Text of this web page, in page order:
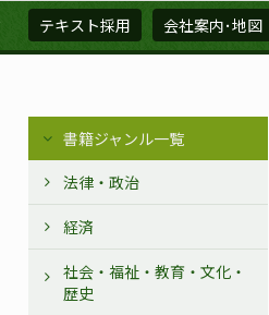
テキスト採用 会社案内･地図
書籍ジャンル一覧
法律・政治
経済
社会・福祉・教育・文化・
歴史